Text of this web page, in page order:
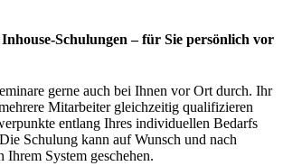
Schulungen – für Sie persönlich vor
gerne auch bei Ihnen vor Ort durch. Ihr
Mitarbeiter gleichzeitig qualifizieren
entlang Ihres individuellen Bedarfs
Schulung kann auf Wunsch und nach
System geschehen.